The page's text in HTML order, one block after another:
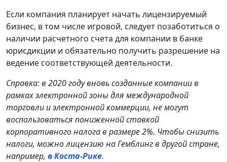
Если компания планирует начать лицензируемый
бизнес, в том числе игровой, следует позаботиться о
наличии расчетного счета для компании в банке
юрисдикции и обязательно получить разрешение на
ведение соответствующей деятельности.
Справка: в 2020 году вновь созданные компании в
рамках электронной зоны для международной
торговли и электронной коммерции, не могут
воспользоваться пониженной ставкой
корпоративного налога в размере 2%. Чтобы снизить
налоги, можно лицензию на Гемблинг в другой стране,
например, в Коста-Рике.